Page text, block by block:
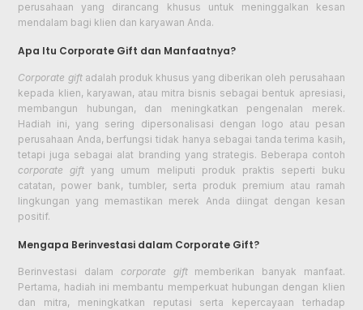
perusahaan yang dirancang khusus untuk meninggalkan kesan
mendalam bagi klien dan karyawan Anda.
Apa Itu Corporate Gift dan Manfaatnya?
Corporate giftadalah produk khusus yang diberikan oleh perusahaan
kepada klien, karyawan, atau mitra bisnis sebagai bentuk apresiasi,
membangun hubungan, dan meningkatkan pengenalan merek.
Hadiah ini, yang sering dipersonalisasi dengan logo atau pesan
perusahaan Anda, berfungsi tidak hanya sebagai tanda terima kasih,
tetapi juga sebagai alat branding yang strategis. Beberapa contoh
corporate gift yang umum meliputi produk praktis seperti buku
catatan, power bank, tumbler, serta produk premium atau ramah
lingkungan yang memastikan merek Anda diingat dengan kesan
positif.
Mengapa Berinvestasi dalam Corporate Gift?
Berinvestasi dalam corporate giftmemberikan banyak manfaat.
Pertama, hadiah ini membantu memperkuat hubungan dengan klien
dan mitra, meningkatkan reputasi serta kepercayaan terhadap